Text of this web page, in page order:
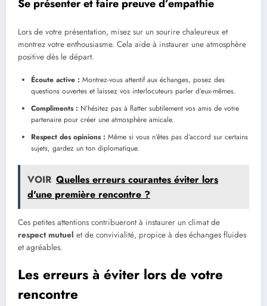
Se présenter et faire preuve d’empathie
Lors de votre présentation, misez sur un sourire chaleureux et
montrez votre enthousiasme. Cela aide à instaurer une atmosphère
positive dès le départ.
Écoute active : Montrez-vous attentif aux échanges, posez des
questions ouvertes et laissez vos interlocuteurs parler d’eux-mêmes.
Compliments : N’hésitez pas à flatter subtilement vos amis de votre
partenaire pour créer une atmosphère amicale.
Respect des opinions : Même si vous n’êtes pas d’accord sur certains
sujets, gardez un ton diplomatique.
VOIR Quelles erreurs courantes éviter lors
d'une première rencontre ?
Ces petites attentions contribueront à instaurer un climat de
respect mutuel et de convivialité, propice à des échanges fluides
et agréables.
Les erreurs à éviter lors de votre
rencontre